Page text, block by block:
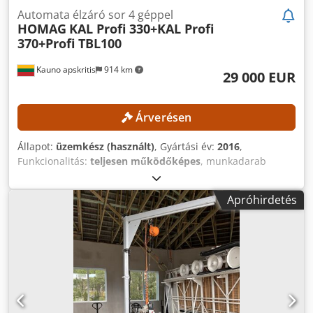
Kauno apskritis 914 km
Automata élzáró sor 4 géppel
HOMAG KAL Profi 330+KAL Profi
370+Profi TBL100
29 000 EUR
Árverésen
Állapot: üzemkész (használt), Gyártási év: 2016,
Funkcionalitás: teljesen működőképes, munkadarab
, henger átmérője:
szétszerelés a 35. naptárhétre van tervezve. Addig a vevő
megtekintheti a berendezést a litvániai üzemben,
miközben az folyamatosan működik. Teljesen automatikus
éllezáró vonal, a következő gépekkel: HOMAG PROFI
KAL330/9/A3/WZ (gyártási év: 2013) Cedoztazfopfx Acfjrf
HOMAG PROFI KAL370/8/A3/WZ (gyártási év: 2016) HOMAG
PROFI TBL100/20/30/F adagolóasztal (gyártási év: 2013)
HOMAG POWER TWL410/25/LQ keresztirányú
szállítórendszer (gyártási év: 2016) MŰSZAKI ADATOK
Apróhirdetés